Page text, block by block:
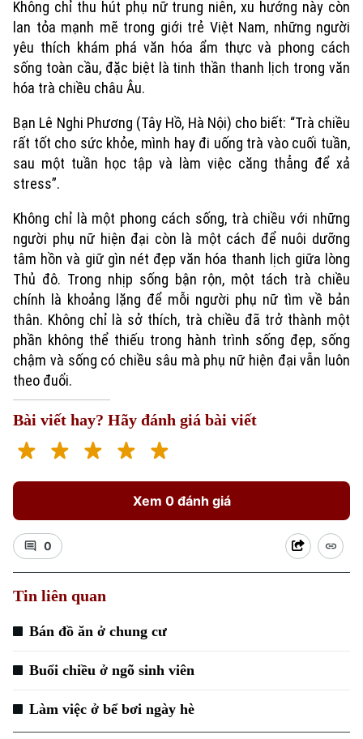
Chuyên mục
Thời sự
Hà Nội
Chính trị
Xã hội
An ninh trật tự
Công nghệ
Nhịp sống Hà Nội
Người Hà Nội
Khoảnh khắc Hà Nội
Ẩm thực
Thế giới
Tin tức
Quân sự
Hồ sơ
Người Việt 4 phương
Kinh tế
Tin tức
Cafe sáng
Tài chính Ngân hàng
Doanh nghiệp
Nhà đất
Tin tức
Đầu tư
Căn hộ
Tàu và Xe
Ô tô
Tàu
Xe máy
Thị trường
Giáo dục
Tin tức
Tuyển sinh
Hướng nghiệp
Văn hóa
Tin tức
Làng nghề
Sức khỏe
Tư vấn sức khỏe
Quần vợt
Golf
Giải trí
Tin tức
Sao
Điện ảnh
Thời trang
Âm nhạc
Đã phát sóng
Không chỉ thu hút phụ nữ trung niên, xu hướng này còn
lan tỏa mạnh mẽ trong giới trẻ Việt Nam, những người
yêu thích khám phá văn hóa ẩm thực và phong cách
sống toàn cầu, đặc biệt là tinh thần thanh lịch trong văn
hóa trà chiều châu Âu.
Bạn Lê Nghi Phương (Tây Hồ, Hà Nội) cho biết: “Trà chiều
rất tốt cho sức khỏe, mình hay đi uống trà vào cuối tuần,
sau một tuần học tập và làm việc căng thẳng để xả
stress”.
Không chỉ là một phong cách sống, trà chiều với những
người phụ nữ hiện đại còn là một cách để nuôi dưỡng
tâm hồn và giữ gìn nét đẹp văn hóa thanh lịch giữa lòng
Thủ đô. Trong nhịp sống bận rộn, một tách trà chiều
chính là khoảng lặng để mỗi người phụ nữ tìm về bản
thân. Không chỉ là sở thích, trà chiều đã trở thành một
phần không thể thiếu trong hành trình sống đẹp, sống
chậm và sống có chiều sâu mà phụ nữ hiện đại vẫn luôn
theo đuổi.
Bài viết hay? Hãy đánh giá bài viết
Xem 0 đánh giá
0
Tin liên quan
Bán đồ ăn ở chung cư
Buổi chiều ở ngõ sinh viên
Làm việc ở bể bơi ngày hè